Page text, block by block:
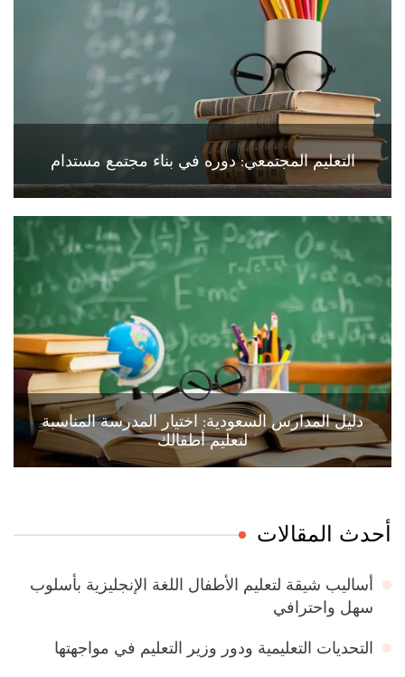
التعليم المجتمعي: دوره في بناء مجتمع مستدام
دليل المدارس السعودية: اختيار المدرسة المناسبة
لتعليم أطفالك
أحدث المقالات
أساليب شيقة لتعليم الأطفال اللغة الإنجليزية بأسلوب
سهل واحترافي
التحديات التعليمية ودور وزير التعليم في مواجهتها